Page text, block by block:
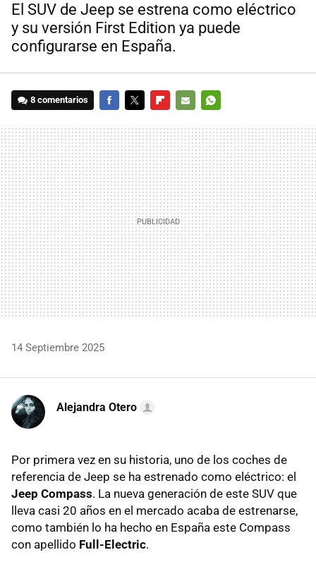
El SUV de Jeep se estrena como eléctrico
y su versión First Edition ya puede
configurarse en España.
8 comentarios
MAIL
14 Septiembre 2025
Alejandra Otero
Por primera vez en su historia, uno de los coches de
referencia de Jeep se ha estrenado como eléctrico: el
Jeep Compass. La nueva generación de este SUV que
lleva casi 20 años en el mercado acaba de estrenarse,
como también lo ha hecho en España este Compass
con apellido Full-Electric.